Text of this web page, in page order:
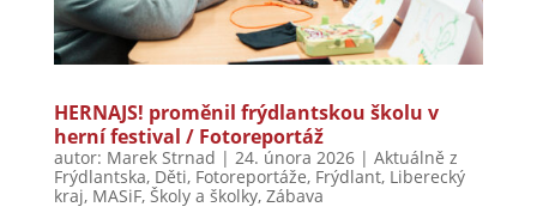
HERNAJS! proměnil frýdlantskou školu v
herní festival / Fotoreportáž
autor: Marek Strnad | 24. února 2026| Aktuálně z
Frýdlantska, Děti, Fotoreportáže, Frýdlant, Liberecký
kraj, MASiF, Školy a školky, Zábava